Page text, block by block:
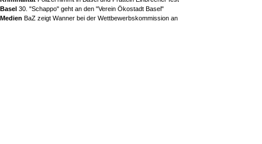
Basel 30. "Schappo" geht an den "Verein Ökostadt Basel"
Medien BaZ zeigt Wanner bei der Wettbewerbskommission an